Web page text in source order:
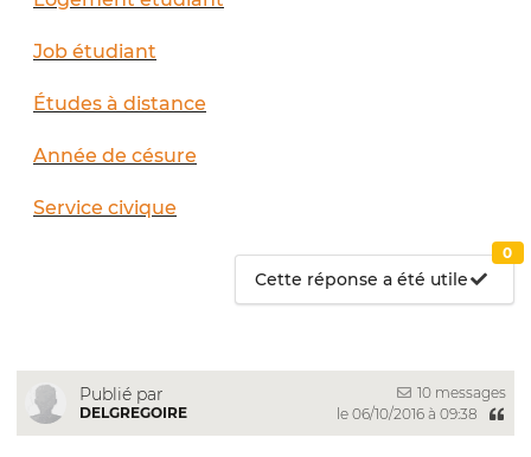
Job étudiant
Études à distance
Année de césure
Service civique
Cette réponse a été utile
0
Publié par
DELGREGOIRE
10 messages
le 06/10/2016 à 09:38